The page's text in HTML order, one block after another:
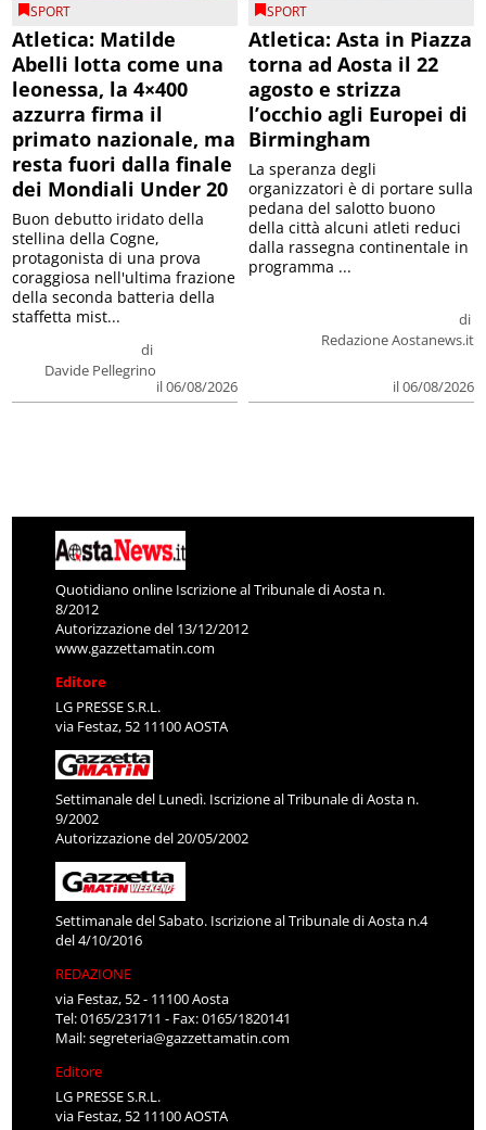
SPORT
Atletica: Matilde
Abelli lotta come una
leonessa, la 4×400
azzurra firma il
primato nazionale, ma
resta fuori dalla finale
dei Mondiali Under 20
di
Davide Pellegrino
il 06/08/2026
Buon debutto iridato della
stellina della Cogne,
protagonista di una prova
coraggiosa nell'ultima frazione
della seconda batteria della
staffetta mist...
SPORT
Atletica: Asta in Piazza
torna ad Aosta il 22
agosto e strizza
l’occhio agli Europei di
Birmingham
di
Redazione Aostanews.it
il 06/08/2026
La speranza degli
organizzatori è di portare sulla
pedana del salotto buono
della città alcuni atleti reduci
dalla rassegna continentale in
programma ...
Quotidiano online Iscrizione al Tribunale di Aosta n.
8/2012
Autorizzazione del 13/12/2012
www.gazzettamatin.com
Editore
LG PRESSE S.R.L.
via Festaz, 52 11100 AOSTA
Settimanale del Lunedì. Iscrizione al Tribunale di Aosta n.
9/2002
Autorizzazione del 20/05/2002
Settimanale del Sabato. Iscrizione al Tribunale di Aosta n.4
del 4/10/2016
REDAZIONE
via Festaz, 52 - 11100 Aosta
Tel: 0165/231711 - Fax: 0165/1820141
Mail:segreteria@gazzettamatin.com
Editore
LG PRESSE S.R.L.
via Festaz, 52 11100 AOSTA